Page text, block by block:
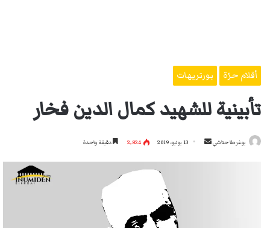
أقلام حرّة بورتريهات
تأبينية للشهيد كمال الدين فخار
يوغرطا حناشي
أرسل
13 يونيو، 2019 2٬824 دقيقة واحدة